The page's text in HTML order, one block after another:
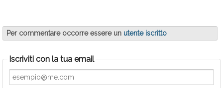
Per commentare occorre essere un utente iscritto
Iscriviti con la tua email